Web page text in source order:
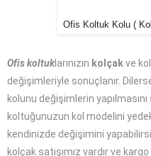
Ofis Koltuk Kolu (
Ofis koltuklarınızın kolçakve
değişimleriyle sonuçlanır.
kolunu değişimlerin
koltuğunuzun kol modelini
kendinizde değişimini
kolçak satışımız vardır ve